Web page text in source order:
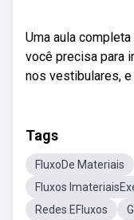
Uma aula
você precisa para
nos vestibulares, e
Tags
FluxoDe Materiais
Fluxos
Redes EFluxos